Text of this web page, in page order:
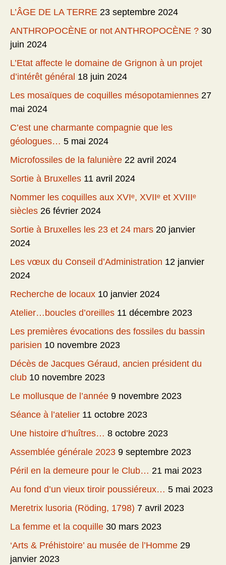
L’ÂGE DE LA TERRE 23 septembre 2024
ANTHROPOCÈNE or not ANTHROPOCÈNE ? 30
juin 2024
L’Etat affecte le domaine de Grignon à un projet
d’intérêt général 18 juin 2024
Les mosaïques de coquilles mésopotamiennes 27
mai 2024
C’est une charmante compagnie que les
géologues… 5 mai 2024
Microfossiles de la falunière 22 avril 2024
Sortie à Bruxelles 11 avril 2024
Nommer les coquilles aux XVIᵉ, XVIIᵉ et XVIIIᵉ
siècles 26 février 2024
Sortie à Bruxelles les 23 et 24 mars 20 janvier
2024
Les vœux du Conseil d’Administration 12 janvier
2024
Recherche de locaux 10 janvier 2024
Atelier…boucles d’oreilles 11 décembre 2023
Les premières évocations des fossiles du bassin
parisien 10 novembre 2023
Décès de Jacques Géraud, ancien président du
club 10 novembre 2023
Le mollusque de l’année 9 novembre 2023
Séance à l’atelier 11 octobre 2023
Une histoire d’huîtres… 8 octobre 2023
Assemblée générale 2023 9 septembre 2023
Péril en la demeure pour le Club… 21 mai 2023
Au fond d’un vieux tiroir poussiéreux… 5 mai 2023
Meretrix lusoria (Röding, 1798) 7 avril 2023
La femme et la coquille 30 mars 2023
‘Arts & Préhistoire’ au musée de l’Homme 29
janvier 2023